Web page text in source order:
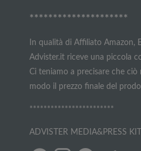
*********************
In qualità di Affiliato Amazon,
Advister.it riceve una piccola
Ci teniamo a precisare che
modo il prezzo finale del
************************
ADVISTER MEDIA&PRESS KIT